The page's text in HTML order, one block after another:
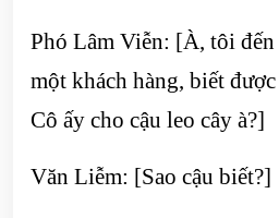
Phó Lâm Viễn: [À, tôi
một khách hàng, biết
Cô ấy cho cậu leo cây à?]
Văn Liễm: [Sao cậu biết?]